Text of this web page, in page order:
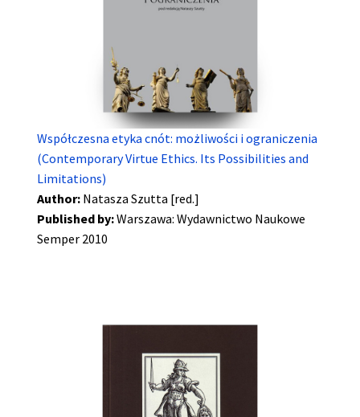
Współczesna etyka cnót: możliwości i ograniczenia
(Contemporary Virtue Ethics. Its Possibilities and
Limitations)
Author: Natasza Szutta [red.]
Published by:Warszawa: Wydawnictwo Naukowe
Semper 2010